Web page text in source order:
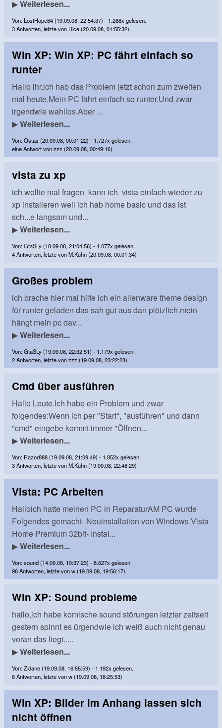
▶Weiterlesen...
Von: LostHope84 (19.09.08, 22:54:37) - 1.288x gelesen.
3 Antworten, letzte von Dice (20.09.08, 01:55:32)
Win XP: Win XP: PC fährt einfach so
runter
Hallo ihr,ich hab das Problem jetzt schon zum zweiten
mal heute.Mein PC fährt einfach so runter.Und zwar
irgendwie wahllos.Aber ...
▶Weiterlesen...
Von: Ostas (20.09.08, 00:01:22) - 1.727x gelesen.
eine Antwort von zzz (20.09.08, 00:49:16)
vista zu xp
ich wollte mal fragen kann ich vista einfach wieder zu
xp instalieren weil ich hab home basic und das ist
sch...e langsam und...
▶Weiterlesen...
Von: GtaSLy (18.09.08, 21:04:56) - 1.077x gelesen.
4 Antworten, letzte von M.Kühn (20.09.08, 00:01:34)
Großes problem
ich brache hier mal hilfe ich ein alienware theme design
für runter geladen das sah gut aus dan plötzlich mein
hängt mein pc dav...
▶Weiterlesen...
Von: GtaSLy (19.09.08, 22:32:51) - 1.179x gelesen.
2 Antworten, letzte von zzz (19.09.08, 23:22:23)
Cmd über ausführen
Hallo Leute.Ich habe ein Problem und zwar
folgendes:Wenn ich per "Start", "ausführen" und dann
"cmd" eingebe kommt immer "Öffnen...
▶Weiterlesen...
Von: Razor888 (19.09.08, 21:09:49) - 1.852x gelesen.
3 Antworten, letzte von M.Kühn (19.09.08, 22:48:29)
Vista: PC Arbeiten
Halloich hatte meinen PC in ReparaturAM PC wurde
Folgendes gemacht- Neuinstallation von Windows Vista
Home Premium 32bit- Instal...
▶Weiterlesen...
Von: sound (14.09.08, 10:37:23) - 8.627x gelesen.
98 Antworten, letzte von w (19.09.08, 19:56:17)
Win XP: Sound probleme
hallo,ich habe komische sound störungen letzter zeitseit
gestern spinnt es ürgendwie ich weiß auch nicht genau
voran das liegt.....
▶Weiterlesen...
Von: Zidane (19.09.08, 16:55:59) - 1.192x gelesen.
8 Antworten, letzte von w (19.09.08, 18:25:53)
Win XP: Bilder im Anhang lassen sich
nicht öffnen